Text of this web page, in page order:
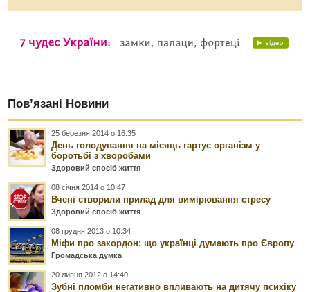
Пов’язані Новини
25 березня 2014 о 16:35
День голодування на місяць гартує організм у
боротьбі з хворобами
Здоровий спосіб життя
08 січня 2014 о 10:47
Вчені створили прилад для вимірювання стресу
Здоровий спосіб життя
08 грудня 2013 о 10:34
Міфи про закордон: що українці думають про Європу
Громадська думка
20 липня 2012 о 14:40
Зубні пломби негативно впливають на дитячу психіку